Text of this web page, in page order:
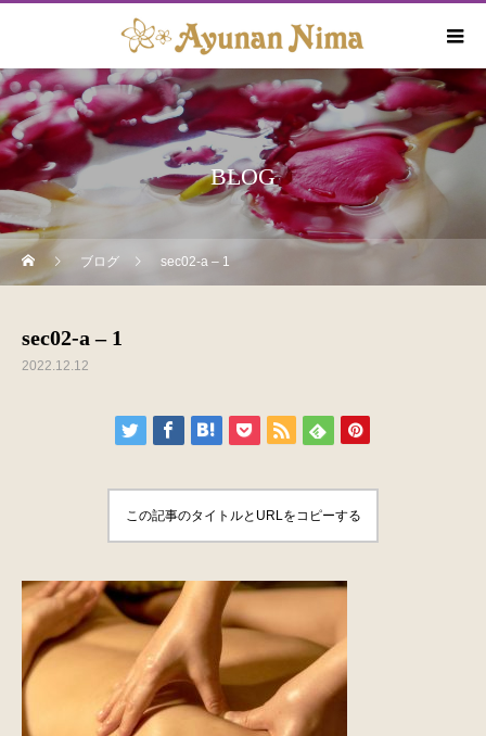
BLOG
ブログ sec02-a – 1
sec02-a – 1
2022.12.12
この記事のタイトルとURLをコピーする